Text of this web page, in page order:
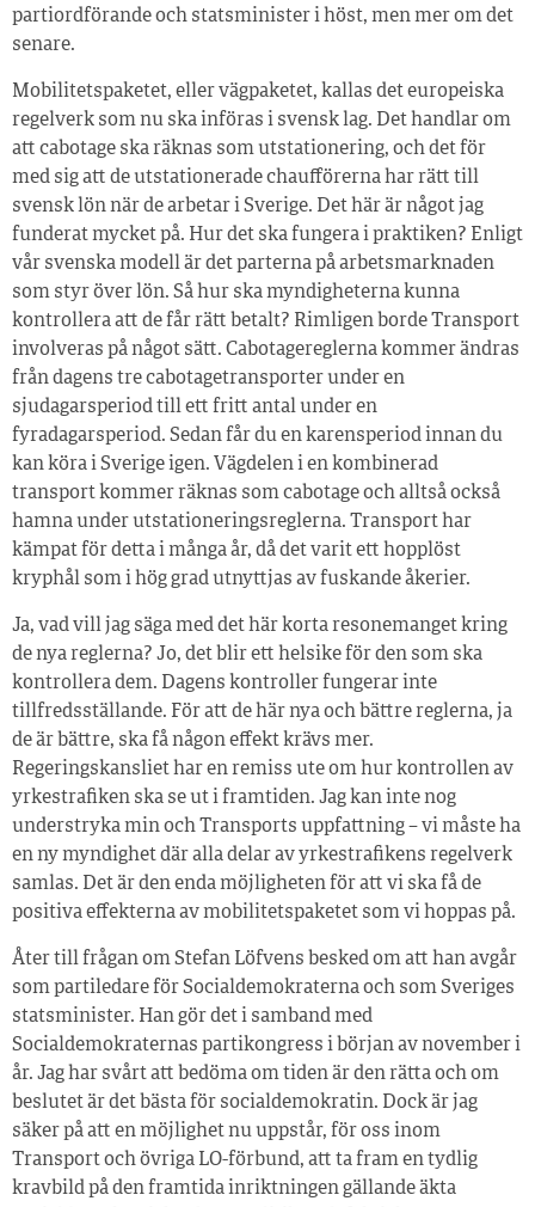
partiordförande och statsminister i höst, men mer om det
senare.
Mobilitetspaketet, eller vägpaketet, kallas det europeiska
regelverk som nu ska införas i svensk lag. Det handlar om
att cabotage ska räknas som utstationering, och det för
med sig att de utstationerade chaufförerna har rätt till
svensk lön när de arbetar i Sverige. Det här är något jag
funderat mycket på. Hur det ska fungera i praktiken? Enligt
vår svenska modell är det parterna på arbetsmarknaden
som styr över lön. Så hur ska myndigheterna kunna
kontrollera att de får rätt betalt? Rimligen borde Transport
involveras på något sätt. Cabotagereglerna kommer ändras
från dagens tre cabotagetransport­er under en
sjudagarsperiod till ett fritt antal under en
fyradagarsperiod. Sedan får du en karensperiod innan du
kan köra i Sverige igen. Vägdelen i en kombinerad
transport kommer räknas som cabotage och alltså också
hamna under utstationeringsreglerna. Transport har
kämpat för detta i många år, då det varit ett hopplöst
kryphål som i hög grad utnyttjas av fuskande åkerier.
Ja, vad vill jag säga med det här korta resonemanget kring
de nya reglerna? Jo, det blir ett helsike för den som ska
kontrollera dem. Dagens kontroller fungerar inte
tillfredsställande. För att de här nya och bättre reglerna, ja
de är bättre, ska få någon effekt krävs mer.
Regeringskansliet har en remiss ute om hur kontrollen av
yrkestrafiken ska se ut i framtiden. Jag kan inte nog
understryka min och Transports uppfattning – vi måste ha
en ny myndighet där alla delar av yrkestrafikens regelverk
samlas. Det är den enda möjligheten för att vi ska få de
positiva effekterna av mobilitetspaketet som vi hoppas på.
Åter till frågan om Stefan Löfvens besked om att han avgår
som partiledare för Socialdemokraterna och som ­Sveriges
statsminister. Han gör det i samband med
Socialdemokraternas partikongress i början av november i
år. Jag har svårt att bedöma om tiden är den rätta och om
beslutet är det bästa för socialdemokratin. Dock är jag
säker på att en möjlighet nu uppstår, för oss inom
Transport och övriga LO-förbund, att ta fram en tydlig
kravbild på den framtida inriktningen gällande äkta